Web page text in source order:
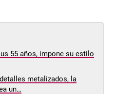
55 años, impone su estilo
metalizados, la
un…